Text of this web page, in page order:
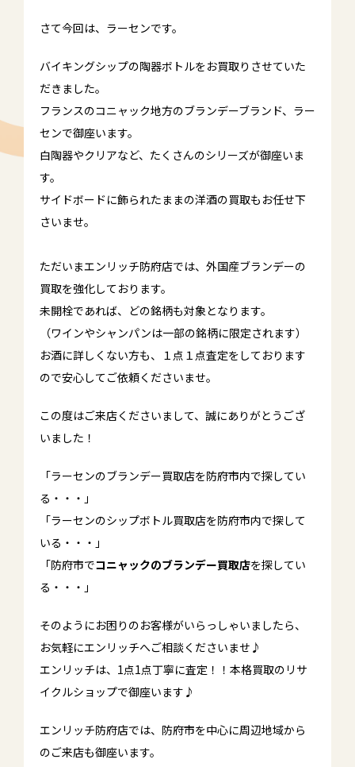
さて今回は、ラーセンです。
バイキングシップの陶器ボトルをお買取りさせていた
だきました。
フランスのコニャック地方のブランデーブランド、ラー
センで御座います。
白陶器やクリアなど、たくさんのシリーズが御座いま
す。
サイドボードに飾られたままの洋酒の買取もお任せ下
さいませ。
ただいまエンリッチ防府店では、外国産ブランデーの
買取を強化しております。
未開栓であれば、どの銘柄も対象となります。
（ワインやシャンパンは一部の銘柄に限定されます）
お酒に詳しくない方も、１点１点査定をしております
ので安心してご依頼くださいませ。
この度はご来店くださいまして、誠にありがとうござ
いました！
「ラーセンのブランデー買取店を防府市内で探してい
る・・・」
「ラーセンのシップボトル買取店を防府市内で探して
いる・・・」
「防府市でコニャックのブランデー買取店を探してい
る・・・」
そのようにお困りのお客様がいらっしゃいましたら、
お気軽にエンリッチへご相談くださいませ♪
エンリッチは、1点1点丁寧に査定！！本格買取のリサ
イクルショップで御座います♪
エンリッチ防府店では、防府市を中心に周辺地域から
のご来店も御座います。